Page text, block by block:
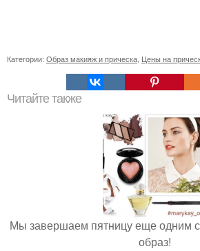
Категории: Образ макияж и прическа, Цены на
Читайте также
Мы завершаем пятницу еще одним
образ!